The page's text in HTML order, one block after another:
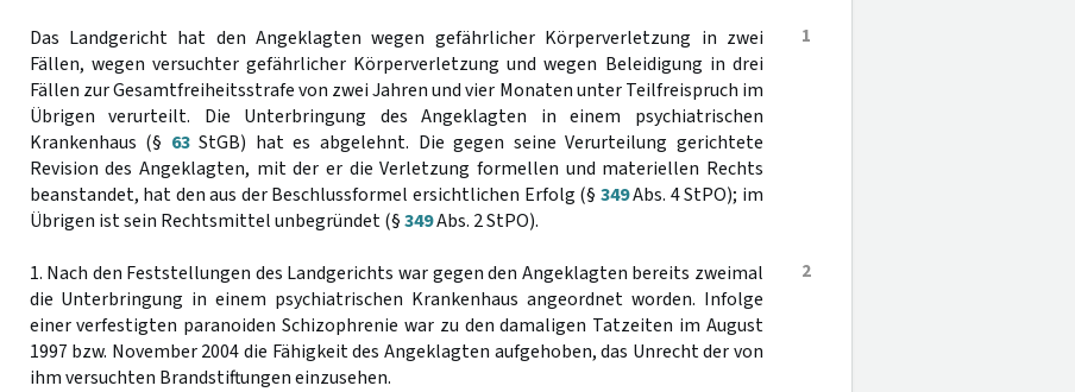
1
Das Landgericht hat den Angeklagten wegen gefährlicher Körperverletzung in zwei
Fällen, wegen versuchter gefährlicher Körperverletzung und wegen Beleidigung in drei
Fällen zur Gesamtfreiheitsstrafe von zwei Jahren und vier Monaten unter Teilfreispruch im
Übrigen verurteilt. Die Unterbringung des Angeklagten in einem psychiatrischen
Krankenhaus (§ 63StGB) hat es abgelehnt. Die gegen seine Verurteilung gerichtete
Revision des Angeklagten, mit der er die Verletzung formellen und materiellen Rechts
beanstandet, hat den aus der Beschlussformel ersichtlichen Erfolg (§ 349Abs. 4 StPO); im
Übrigen ist sein Rechtsmittel unbegründet (§349Abs. 2 StPO).
2
1. Nach den Feststellungen des Landgerichts war gegen den Angeklagten bereits zweimal
die Unterbringung in einem psychiatrischen Krankenhaus angeordnet worden. Infolge
einer verfestigten paranoiden Schizophrenie war zu den damaligen Tatzeiten im August
1997 bzw. November 2004 die Fähigkeit des Angeklagten aufgehoben, das Unrecht der von
ihm versuchten Brandstiftungen einzusehen.